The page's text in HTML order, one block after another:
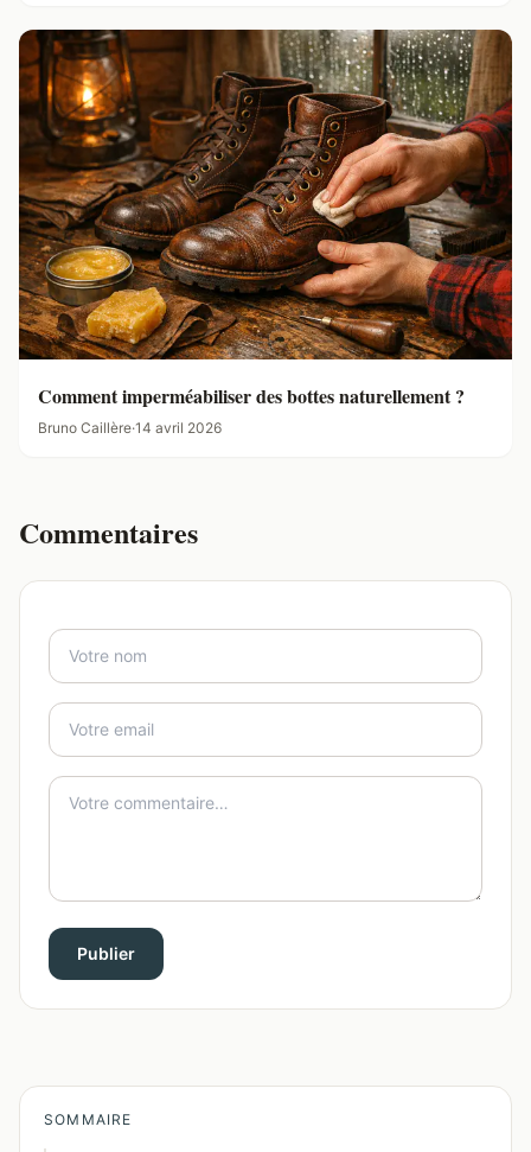
Comment imperméabiliser des bottes naturellement ?
Bruno Caillère·14 avril 2026
Commentaires
Publier
SOMMAIRE